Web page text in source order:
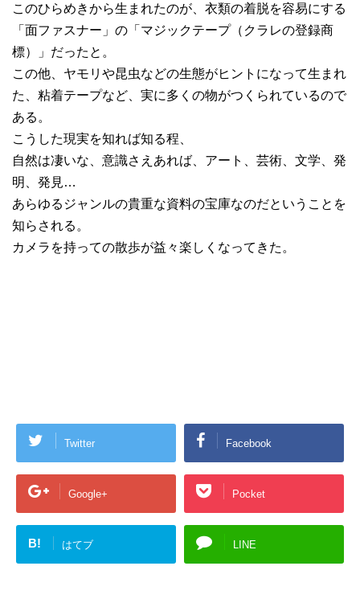
このひらめきから生まれたのが、衣類の着脱を容易にする
「面ファスナー」の「マジックテープ（クラレの登録商
標）」だったと。
この他、ヤモリや昆虫などの生態がヒントになって生まれ
た、粘着テープなど、実に多くの物がつくられているので
ある。
こうした現実を知れば知る程、
自然は凄いな、意識さえあれば、アート、芸術、文学、発
明、発見…
あらゆるジャンルの貴重な資料の宝庫なのだということを
知らされる。
カメラを持っての散歩が益々楽しくなってきた。
Twitter Facebook
Google+ Pocket
B! はてブ LINE